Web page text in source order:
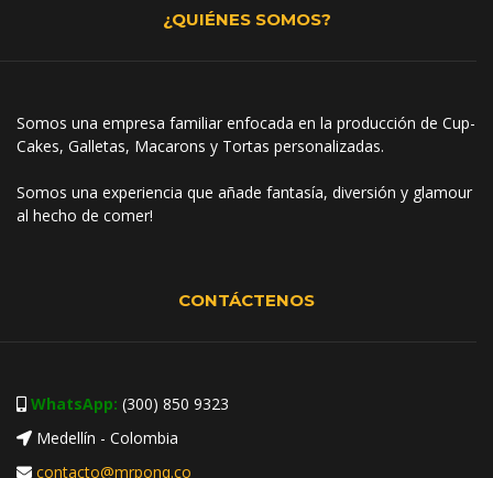
¿QUIÉNES SOMOS?
Somos una empresa familiar enfocada en la producción de Cup-
Cakes, Galletas, Macarons y Tortas personalizadas.
Somos una experiencia que añade fantasía, diversión y glamour
al hecho de comer!
CONTÁCTENOS
WhatsApp: (300) 850 9323
Medellín - Colombia
contacto@mrponq.co